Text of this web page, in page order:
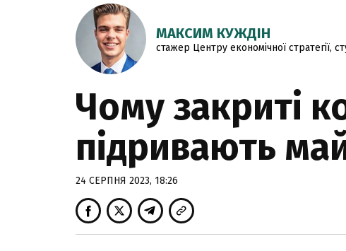
МАКСИМ КУЖДІН
стажер Центру економічної стратегії,
Чому закриті
підривають
24 СЕРПНЯ 2023, 18:26